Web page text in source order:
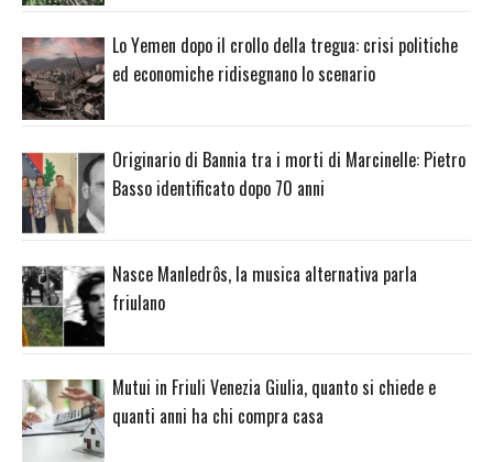
Lo Yemen dopo il crollo della tregua: crisi politiche
ed economiche ridisegnano lo scenario
Originario di Bannia tra i morti di Marcinelle: Pietro
Basso identificato dopo 70 anni
Nasce Manledrôs, la musica alternativa parla
friulano
Mutui in Friuli Venezia Giulia, quanto si chiede e
quanti anni ha chi compra casa